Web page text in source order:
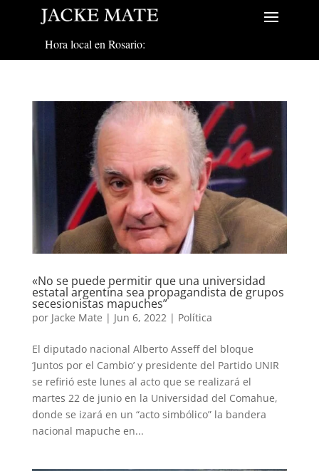
Hora local en Rosario:
«No se puede permitir que una universidad
estatal argentina sea propagandista de grupos
secesionistas mapuches”
por Jacke Mate | Jun 6, 2022| Política
El diputado nacional Alberto Asseff del bloque
‘Juntos por el Cambio’ y presidente del Partido UNIR
se refirió este lunes al acto que se realizará el
martes 22 de junio en la Universidad del Comahue,
donde se izará en un “acto simbólico” la bandera
nacional mapuche en...